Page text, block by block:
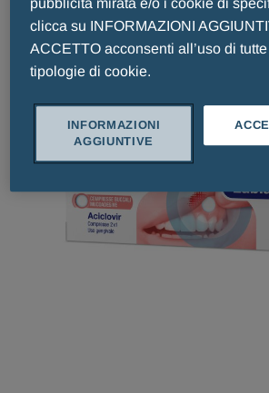
pubblicità mirata e/o i cookie di
clicca su INFORMAZIONI
ACCETTO acconsenti all’uso di
tipologie di cookie.
INFORMAZIONI
AGGIUNTIVE